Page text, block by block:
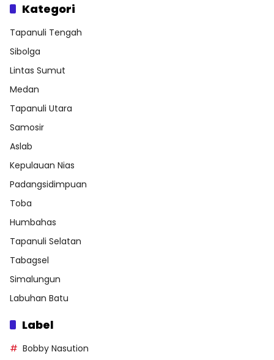
Kategori
Tapanuli Tengah
Sibolga
Lintas Sumut
Medan
Tapanuli Utara
Samosir
Aslab
Kepulauan Nias
Padangsidimpuan
Toba
Humbahas
Tapanuli Selatan
Tabagsel
Simalungun
Labuhan Batu
Label
Bobby Nasution